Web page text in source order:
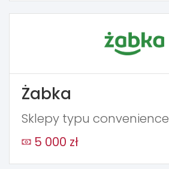
Żabka
Sklepy typu convenience
5 000 zł